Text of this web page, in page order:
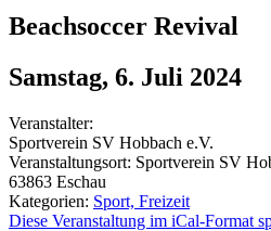
Beachsoccer Revival
Samstag, 6. Juli 2024
Veranstalter:
Sportverein SV Hobbach e.V.
Veranstaltungsort: Sportverein SV
63863 Eschau
Kategorien: Sport, Freizeit
Diese Veranstaltung im iCal-Format